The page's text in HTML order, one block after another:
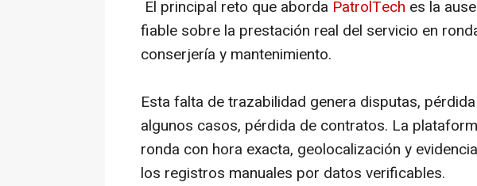
El principal reto que aborda PatrolTech es la
fiable sobre la prestación real del servicio en
conserjería y mantenimiento.
Esta falta de trazabilidad genera disputas,
algunos casos, pérdida de contratos. La
ronda con hora exacta, geolocalización y
los registros manuales por datos verificables.